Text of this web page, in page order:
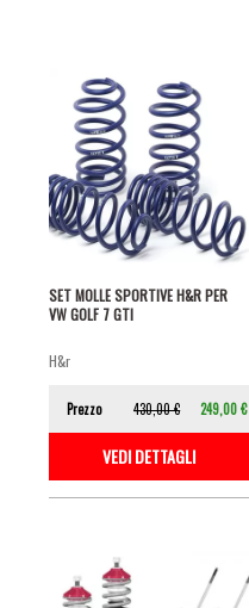
SET MOLLE SPORTIVE H&R PER
VW GOLF 7 GTI
h&r
Prezzo 430,00 € 249,00 €
VEDI DETTAGLI